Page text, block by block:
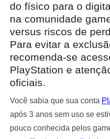
do físico para o
na comunidade
versus riscos de
Para evitar a
recomenda-se
PlayStation e
oficiais.
Você sabia que sua conta
após 3 anos sem uso se
pouco conhecida pelos